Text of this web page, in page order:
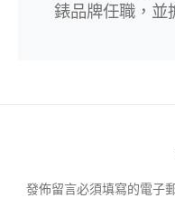
錶品牌任職，並
發佈留言必須填寫的電子